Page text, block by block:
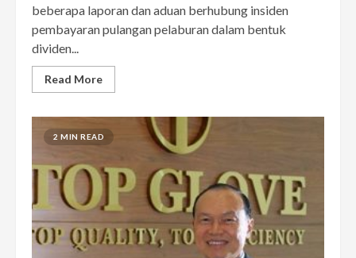
beberapa laporan dan aduan berhubung insiden
pembayaran pulangan pelaburan dalam bentuk
dividen...
Read More
2 MIN READ